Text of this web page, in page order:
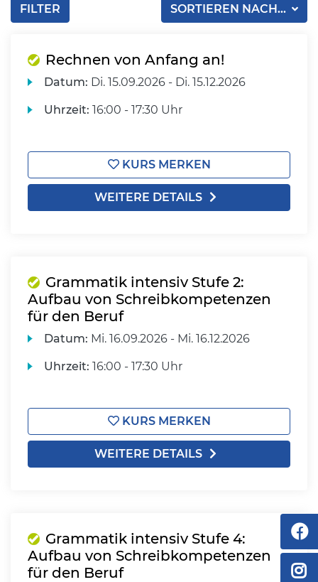
SORTIEREN NACH...
FILTER
Rechnen von Anfang an!
Datum: Di. 15.09.2026 - Di. 15.12.2026
Uhrzeit: 16:00 - 17:30 Uhr
KURS MERKEN
WEITERE DETAILS
Grammatik intensiv Stufe 2:
Aufbau von Schreibkompetenzen
für den Beruf
Datum: Mi. 16.09.2026 - Mi. 16.12.2026
Uhrzeit: 16:00 - 17:30 Uhr
KURS MERKEN
WEITERE DETAILS
Grammatik intensiv Stufe 4:
Aufbau von Schreibkompetenzen
für den Beruf